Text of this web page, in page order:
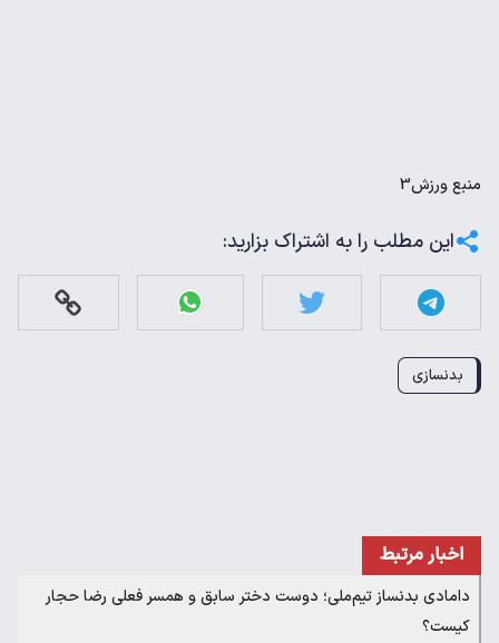
منبعورزش3
این مطلب را به اشتراک بزارید:
بدنسازی
اخبار مرتبط
دامادی بدنساز تیم‌ملی؛ دوست دختر سابق و همسر فعلی رضا حجار
کیست؟